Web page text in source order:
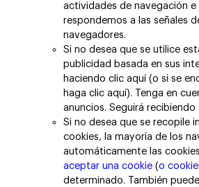
actividades de navegación
respondemos a las señales
navegadores.
Si no desea que se utilice
publicidad basada en sus
haciendo clic aquí (o si se
haga clic aquí). Tenga en
anuncios. Seguirá
Si no desea que se recopile
cookies, la mayoría de los
automáticamente las
aceptar una cookie (o
determinado. También